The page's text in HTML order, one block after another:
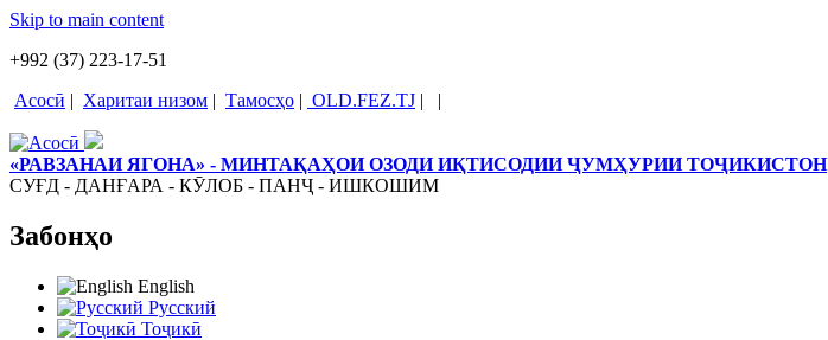
Skip to main content
+992 (37) 223-17-51
Асосӣ | Харитаи низом | Тамосҳо | OLD.FEZ.TJ | |
«РАВЗАНАИ ЯГОНА» - МИНТАҚАҲОИ ОЗОДИ ИҚТИСОДИИ ҶУМҲУРИИ ТОҶИКИСТОН
СУҒД - ДАНҒАРА - КӮЛОБ - ПАНҶ - ИШКОШИМ
Забонҳо
English
Русский
Тоҷикӣ